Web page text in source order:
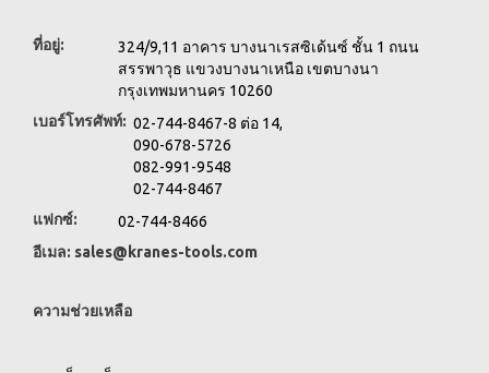
ที่อยู่:
324/9,11 อาคาร บางนาเรสซิเด้นซ์ ชั้น 1 ถนน
สรรพาวุธ แขวงบางนาเหนือ เขตบางนา
กรุงเทพมหานคร 10260
เบอร์โทรศัพท์: 02-744-8467-8 ต่อ 14,
090-678-5726
082-991-9548
02-744-8467
แฟกซ์:
02-744-8466
อีเมล: sales@kranes-tools.com
ความช่วยเหลือ